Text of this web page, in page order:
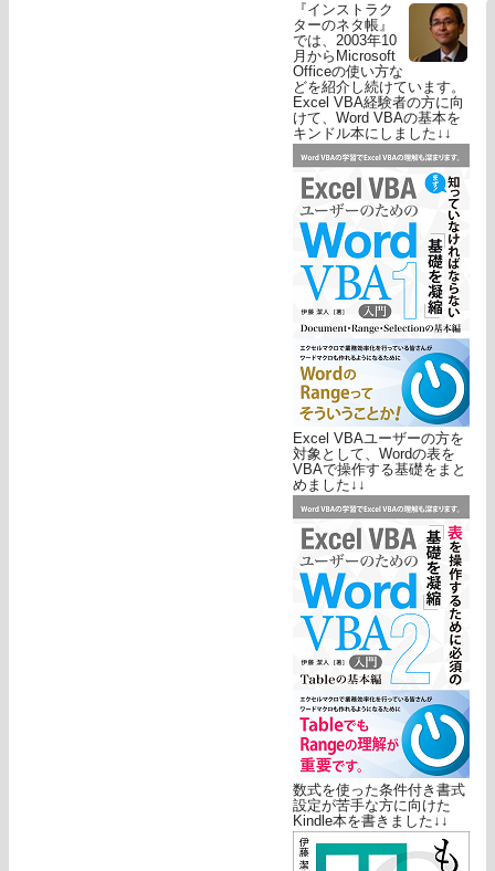
『インストラク
ターのネタ帳』
では、2003年10
月からMicrosoft
Officeの使い方な
どを紹介し続けています。
Excel VBA経験者の方に向
けて、Word VBAの基本を
キンドル本にしました↓↓
Excel VBAユーザーの方を
対象として、Wordの表を
VBAで操作する基礎をまと
めました↓↓
数式を使った条件付き書式
設定が苦手な方に向けた
Kindle本を書きました↓↓